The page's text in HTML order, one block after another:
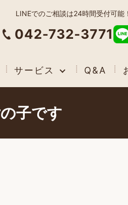
サービス Q&A
LINEでのご相談は24時間受付可能！
042-732-3771
子です